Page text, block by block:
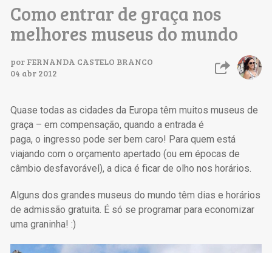
Como entrar de graça nos
melhores museus do mundo
por FERNANDA CASTELO BRANCO
04 abr 2012
Quase todas as cidades da Europa têm muitos museus de
graça – em compensação, quando a entrada é
paga, o ingresso pode ser bem caro! Para quem está
viajando com o orçamento apertado (ou em épocas de
câmbio desfavorável), a dica é ficar de olho nos horários.
Alguns dos grandes museus do mundo têm dias e horários
de admissão gratuita. É só se programar para economizar
uma graninha! :)